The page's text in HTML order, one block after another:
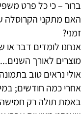
ברור – כי כל פרט
האם מתקני הקרוסלה
זמני?
אנחנו לומדים דבר או
מוצרים לאורך
אולי נראים טוב
אחרי כמה חודשים;
באמת תולה רק